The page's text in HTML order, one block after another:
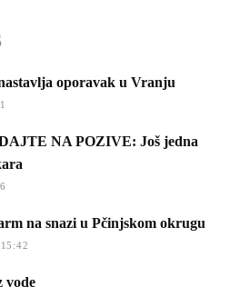
oporavak u Vranju
NA POZIVE: Još jedna
na snazi u Pčinjskom okrugu
vode